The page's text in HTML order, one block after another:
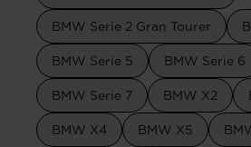
BMW Serie 2 Gran Tourer
BMW Serie 5 BMW Serie 6
BMW Serie 7 BMW X2
BMW X4 BMW X5